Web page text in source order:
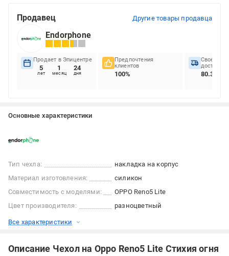
Продавец Другие товары продавца
Endorphone
Продает в Эпицентре
5
лет
1
месяц
24
дня
Предпочтения
клиентов
100%
доставок
80.36%
Основные характеристики
Тип чехла:
накладка на корпус
Материал изготовления:
силикон
Совместимость с моделями:
OPPO Reno5 Lite
Цвет производителя:
разноцветный
Все характеристики
Описание Чехол на Oppo Reno5 Lite Стихия огня